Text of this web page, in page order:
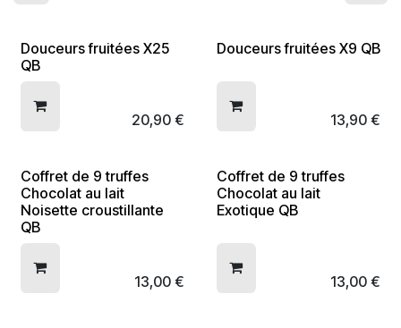
Douceurs fruitées X25
QB
20,90 €
Douceurs fruitées X9 QB
13,90 €
Coffret de 9 truffes
Chocolat au lait
Noisette croustillante
QB
13,00 €
Coffret de 9 truffes
Chocolat au lait
Exotique QB
13,00 €